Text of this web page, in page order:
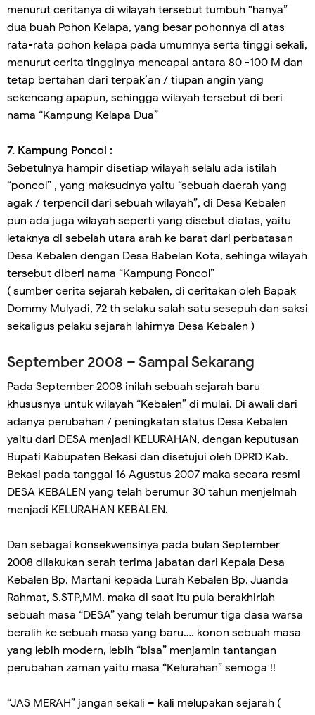
menurut ceritanya di wilayah tersebut tumbuh “hanya”
dua buah Pohon Kelapa, yang besar pohonnya di atas
rata-rata pohon kelapa pada umumnya serta tinggi sekali,
menurut cerita tingginya mencapai antara 80 -100 M dan
tetap bertahan dari terpak’an / tiupan angin yang
sekencang apapun, sehingga wilayah tersebut di beri
nama “Kampung Kelapa Dua”
7. Kampung Poncol :
Sebetulnya hampir disetiap wilayah selalu ada istilah
“poncol” , yang maksudnya yaitu “sebuah daerah yang
agak / terpencil dari sebuah wilayah”, di Desa Kebalen
pun ada juga wilayah seperti yang disebut diatas, yaitu
letaknya di sebelah utara arah ke barat dari perbatasan
Desa Kebalen dengan Desa Babelan Kota, sehinga wilayah
tersebut diberi nama “Kampung Poncol”
( sumber cerita sejarah kebalen, di ceritakan oleh Bapak
Dommy Mulyadi, 72 th selaku salah satu sesepuh dan saksi
sekaligus pelaku sejarah lahirnya Desa Kebalen )
September 2008 – Sampai Sekarang
Pada September 2008 inilah sebuah sejarah baru
khususnya untuk wilayah “Kebalen” di mulai. Di awali dari
adanya perubahan / peningkatan status Desa Kebalen
yaitu dari DESA menjadi KELURAHAN, dengan keputusan
Bupati Kabupaten Bekasi dan disetujui oleh DPRD Kab.
Bekasi pada tanggal 16 Agustus 2007 maka secara resmi
DESA KEBALEN yang telah berumur 30 tahun menjelmah
menjadi KELURAHAN KEBALEN.
Dan sebagai konsekwensinya pada bulan September
2008 dilakukan serah terima jabatan dari Kepala Desa
Kebalen Bp. Martani kepada Lurah Kebalen Bp. Juanda
Rahmat, S.STP,MM. maka di saat itu pula berakhirlah
sebuah masa “DESA” yang telah berumur tiga dasa warsa
beralih ke sebuah masa yang baru…. konon sebuah masa
yang lebih modern, lebih “bisa” menjamin tantangan
perubahan zaman yaitu masa “Kelurahan” semoga !!
“JAS MERAH” jangan sekali – kali melupakan sejarah (